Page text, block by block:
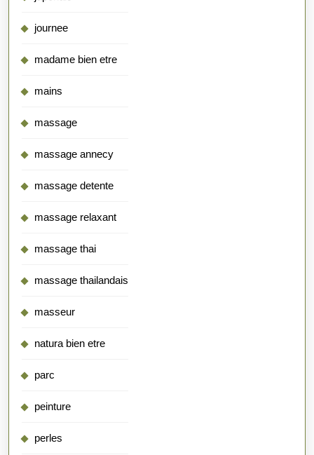
journee
madame bien etre
mains
massage
massage annecy
massage detente
massage relaxant
massage thai
massage thailandais
masseur
natura bien etre
parc
peinture
perles